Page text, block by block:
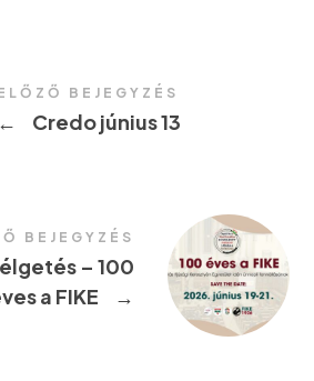
BEJEGYZÉS
← Credo június 13
BEJEGYZÉS
– 100
a FIKE
→